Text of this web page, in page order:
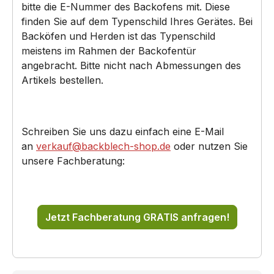
bitte die E-Nummer des Backofens mit. Diese
finden Sie auf dem Typenschild Ihres Gerätes. Bei
Backöfen und Herden ist das Typenschild
meistens im Rahmen der Backofentür
angebracht. Bitte nicht nach Abmessungen des
Artikels bestellen.
Schreiben Sie uns dazu einfach eine E-Mail
an verkauf@backblech-shop.de oder nutzen Sie
unsere Fachberatung:
Jetzt Fachberatung GRATIS anfragen!